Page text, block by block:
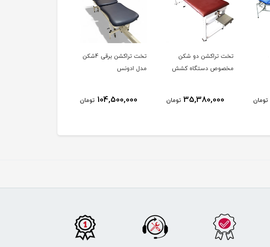
تومان
تخت تراکشن دو شکن
مخصوص دستگاه کشش
35,380,000 تومان
تخت تراکشن برقی 4شکن
مدل ادونس
104,500,000 تومان